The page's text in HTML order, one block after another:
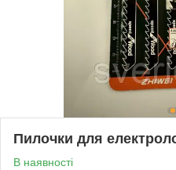
Пилочки для
В наявності